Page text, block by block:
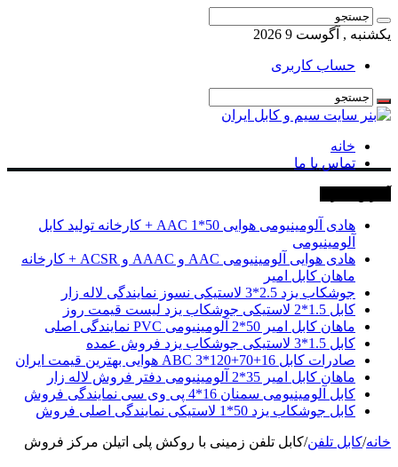
یکشنبه , آگوست 9 2026
حساب کاربری
خانه
تماس با ما
هادی آلومینیومی هوایی 50*1 AAC + کارخانه تولید کابل
آلومینیومی
هادی هوایی آلومینیومی AAC و AAAC و ACSR + کارخانه
ماهان کابل امیر
جوشکاب یزد 2.5*3 لاستیکی نسوز نمایندگی لاله زار
کابل 1.5*2 لاستیکی جوشکاب یزد لیست قیمت روز
ماهان کابل امیر 50*2 آلومینیومی PVC نمایندگی اصلی
کابل 1.5*3 لاستیکی جوشکاب یزد فروش عمده
صادرات کابل 16+70+120*3 ABC هوایی بهترین قیمت ایران
ماهان کابل امیر 35*2 آلومینیومی دفتر فروش لاله زار
کابل آلومینیومی سمنان 16*4 پی وی سی نمایندگی فروش
کابل جوشکاب یزد 50*1 لاستیکی نمایندگی اصلی فروش
خانه/کابل تلفن/کابل تلفن زمینی با روکش پلی اتیلن مرکز فروش